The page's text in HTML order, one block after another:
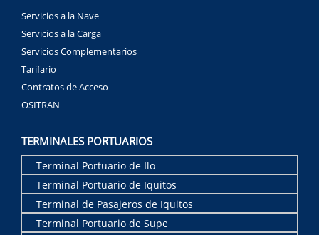
Servicios a la Nave
Servicios a la Carga
Servicios Complementarios
Tarifario
Contratos de Acceso
OSITRAN
TERMINALES PORTUARIOS
Terminal Portuario de Ilo
Terminal Portuario de Iquitos
Terminal de Pasajeros de Iquitos
Terminal Portuario de Supe